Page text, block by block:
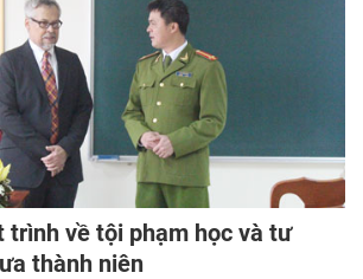
trình về tội phạm học và tư
thành niên